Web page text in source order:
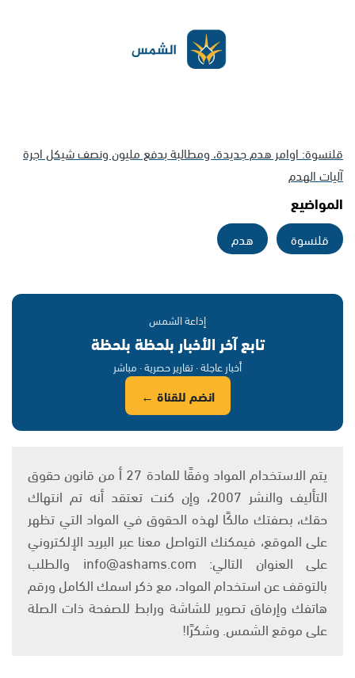
قلنسوة: اوامر هدم جديدة، ومطالبة بدفع مليون ونصف شيكل اجرة
آليات الهدم
المواضيع
قلنسوة هدم
إذاعة الشمس
تابع آخر الأخبار بلحظة بلحظة
أخبار عاجلة · تقارير حصرية · مباشر
انضم للقناة ←
يتم الاستخدام المواد وفقًا للمادة 27 أ من قانون حقوق
التأليف والنشر 2007، وإن كنت تعتقد أنه تم انتهاك
حقك، بصفتك مالكًا لهذه الحقوق في المواد التي تظهر
على الموقع، فيمكنك التواصل معنا عبر البريد الإلكتروني
على العنوان التالي: info@ashams.com والطلب
بالتوقف عن استخدام المواد، مع ذكر اسمك الكامل ورقم
هاتفك وإرفاق تصوير للشاشة ورابط للصفحة ذات الصلة
على موقع الشمس. وشكرًا!